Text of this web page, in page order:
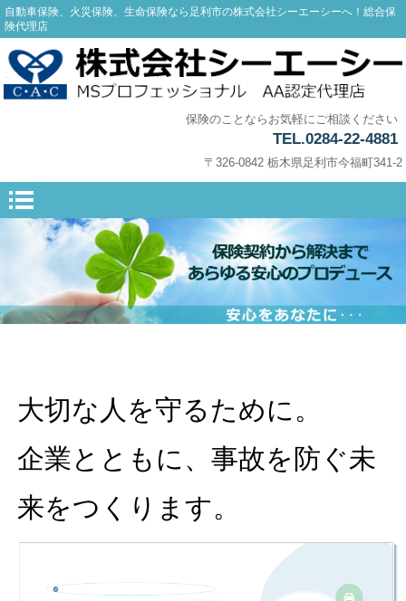
自動車保険、火災保険、生命保険なら足利市の株式会社シーエーシーへ！総合保
険代理店
保険のことならお気軽にご相談ください
TEL.0284-22-4881
〒326-0842 栃木県足利市今福町341-2
大切な人を守るために。
企業とともに、事故を防ぐ未
来をつくります。